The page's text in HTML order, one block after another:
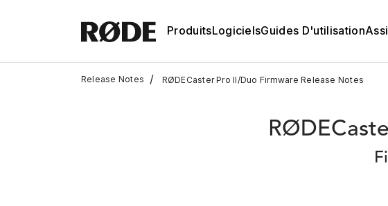
ProduitsLogicielsGuides D'utilisation
Release Notes / RØDECaster Pro II/Duo Firmware Release Notes